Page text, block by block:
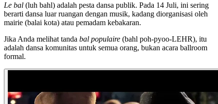
Le bal (luh bahl) adalah pesta dansa publik. Pada 14 Juli, ini sering
berarti dansa luar ruangan dengan musik, kadang diorganisasi oleh
mairie (balai kota) atau pemadam kebakaran.
Jika Anda melihat tanda bal populaire (bahl poh-pyoo-LEHR), itu
adalah dansa komunitas untuk semua orang, bukan acara ballroom
formal.